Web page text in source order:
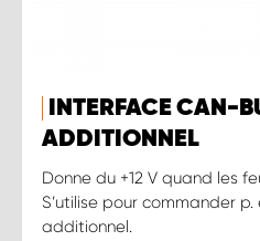
INTERFACE CAN-
ADDITIONNEL
Donne du +12 V quand les
S’utilise pour commander
additionnel.